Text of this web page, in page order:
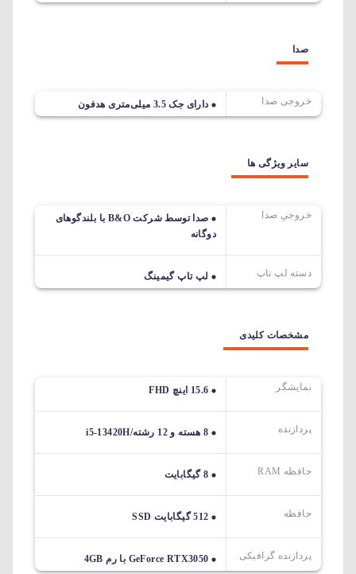
صدا
خروجی صدا دارای جک 3.5 میلی‌متری هدفون
سایر ویژگی ها
خروجیِ صدا
صدا توسط شرکت B&O با بلندگوهای
دوگانه
دسته لپ تاپ لپ تاپ گیمینگ
مشخصات کلیدی
نمایشگر 15.6 اینچ FHD
پردازنده 8 هسته و 12 رشته/i5-13420H
حافظه RAM 8 گیگابایت
حافظه 512 گیگابایت SSD
پردازنده گرافیکی GeForce RTX3050 با رم 4GB